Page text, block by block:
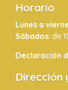
Horario
Lunes a
Sábados: de
Declaración
Dirección